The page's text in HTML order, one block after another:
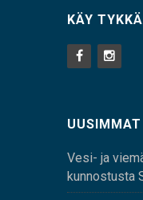
KÄY
UUSIMMAT
Vesi- ja
kunnostusta